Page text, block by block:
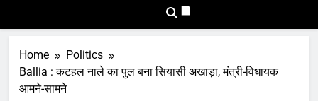
Home
Politics
Ballia : कटहल नाले का पुल बना सियासी अखाड़ा, मंत्री-विधायक
आमने-सामने